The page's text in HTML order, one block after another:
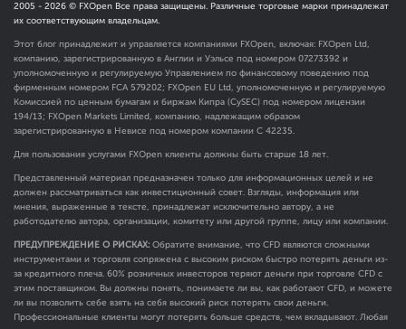
2005 - 2026 © FXOpen Все права защищены. Различные торговые марки принадлежат
их соответствующим владельцам.
Этот блог принадлежит и управляется компаниями FXOpen, включая: FXOpen Ltd,
компанию, зарегистрированную в Англии и Уэльсе под номером 07273392 и
уполномоченную и регулируемую Управлением по финансовому поведению под
фирменным номером FCA 579202; FXOpen EU Ltd, уполномоченную и регулируемую
Комиссией по ценным бумагам и биржам Кипра (CySEC) под номером лицензии
194/13; FXOpen Markets Limited, компанию, надлежащим образом
зарегистрированную в Невисе под номером компании C 42235.
Для пользования услугами FXOpen клиенты должны быть старше 18 лет.
Представленный материал предназначен только для информационных целей и не
должен рассматриваться как инвестиционный совет. Взгляды, информация или
мнения, выраженные в тексте, принадлежат исключительно автору, а не
работодателю автора, организации, комитету или другой группе, лицу или компании.
ПРЕДУПРЕЖДЕНИЕ О РИСКАХ: Обратите внимание, что CFD являются сложными
инструментами и торговля сопряжена с высоким риском быстро потерять деньги из-
за кредитного плеча. 60% розничных инвесторов теряют деньги при торговле CFD с
этим поставщиком. Вы должны понять, понимаете ли вы, как работают CFD, и можете
ли вы позволить себе взять на себя высокий риск потерять свои деньги.
Профессиональные клиенты могут потерять больше средств, чем вкладывают. Любая